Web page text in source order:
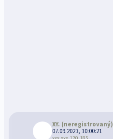
XY. (neregistrovaný)
07.09.2023, 10:00:21